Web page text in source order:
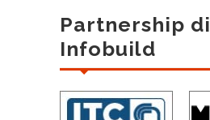
Partnership di
Infobuild